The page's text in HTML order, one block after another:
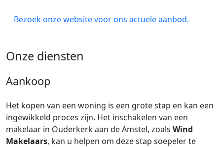
Bezoek onze website voor ons actuele aanbod.
Onze diensten
Aankoop
Het kopen van een woning is een grote stap en kan een
ingewikkeld proces zijn. Het inschakelen van een
makelaar in Ouderkerk aan de Amstel, zoals Wind
Makelaars, kan u helpen om deze stap soepeler te